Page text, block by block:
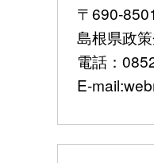
〒690-
島根県政
電話：
E-